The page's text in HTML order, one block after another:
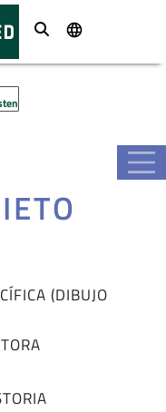
Buscar
(DIBUJO